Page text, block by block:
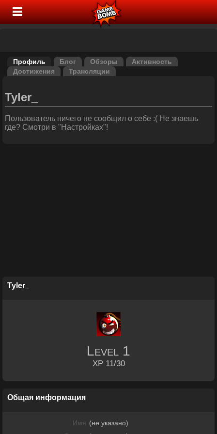
Профиль Блог Обзоры
Активность
Достижения
Трансляции
Tyler_
Пользователь ничего не сообщил о себе :( Не знаешь
где? Смотри в "Настройках"!
Tyler_
Level 1
XP 11/30
Общая информация
Имя (не указано)